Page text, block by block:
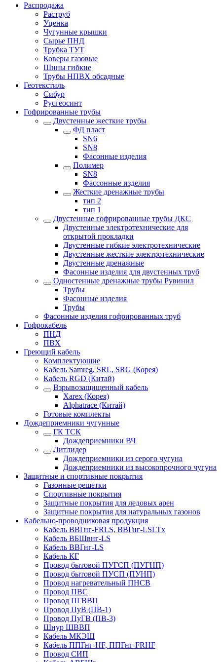
Распродажа
Раструб
Уценка
Чугунные крышки
Сырье ПНД
Трубка ТУТ
Коверы газовые
Шины гибкие
Трубы НПВХ обсадные
Геотекстиль
Сибур
Русгеосинт
Гофрированные трубы
Двустенные жесткие трубы
ФД пласт
SN6
SN8
Фасонные изделия
Полимер
SN8
Фассонные изделия
Жесткие дренажные трубы
тип 2
тип 1
Двустенные гофрированные трубы ДКС
Двустенные электротехнические для
открытой прокладки
Двустенные гибкие электротехнические
Двустенные жесткие электротехнические
Двустенные дренажные
Фасонные изделия для двустенных труб
Одностенные дренажные трубы Рувинил
Трубы
Фасонные изделия
Трубы
Фасонные изделия гофрированных труб
Гофрокабель
ПНД
ПВХ
Греющий кабель
Комплектующие
Кабель Samreg, SRL, SRG (Корея)
Кабель RGD (Китай)
Взрывозащищенный кабель
Xarex (Корея)
Alphatrace (Китай)
Готовые комплекты
Дождеприемники чугунные
ГК ТСК
Дождеприемники ВЧ
Литлидер
Дождеприемники из серого чугуна
Дождеприемники из высокопрочного чугуна
Защитные и спортивные покрытия
Газонные решетки
Спортивные покрытия
Защитные покрытия для ледовых арен
Защитные покрытия для натуральных газонов
Кабельно-проводниковая продукция
Кабель ВВГнг-FRLS, ВВГнг-LSLTx
Кабель ВБШвнг-LS
Кабель ВВГнг-LS
Кабель КГ
Провод бытовой ПУГСП (ПУГНП)
Провод бытовой ПУСП (ПУНП)
Провод нагревательный ПНСВ
Провод ПВС
Провод ПГВВП
Провод ПуВ (ПВ-1)
Провод ПуГВ (ПВ-3)
Шнур ШВВП
Кабель МКЭШ
Кабель ППГнг-HF, ППГнг-FRHF
Провод СИП